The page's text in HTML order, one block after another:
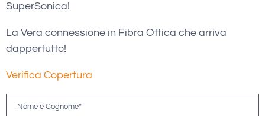
SuperSonica!
La Vera connessione in Fibra Ottica che arriva
dappertutto!
Verifica Copertura